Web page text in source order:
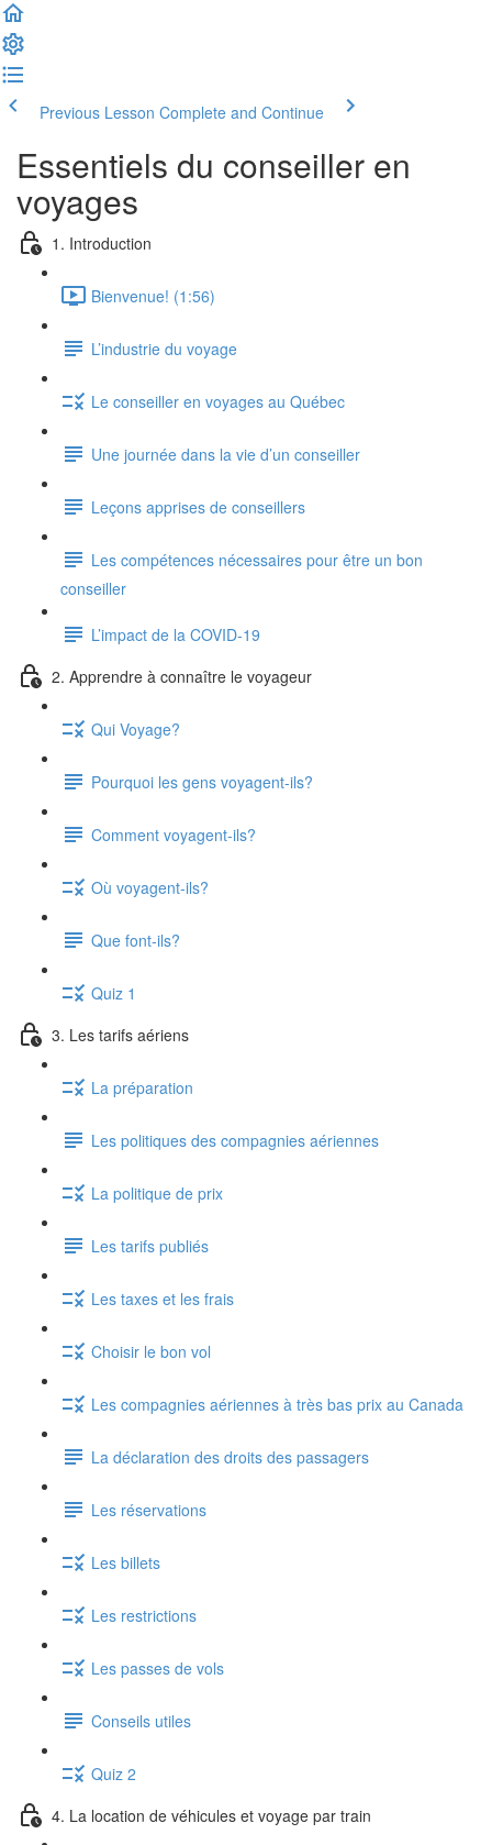
Previous Lesson Complete and Continue
Essentiels du conseiller en
voyages
1. Introduction
Bienvenue! (1:56)
L’industrie du voyage
Le conseiller en voyages au Québec
Une journée dans la vie d’un conseiller
Leçons apprises de conseillers
Les compétences nécessaires pour être un bon
conseiller
L’impact de la COVID-19
2. Apprendre à connaître le voyageur
Qui Voyage?
Pourquoi les gens voyagent-ils?
Comment voyagent-ils?
Où voyagent-ils?
Que font-ils?
Quiz 1
3. Les tarifs aériens
La préparation
Les politiques des compagnies aériennes
La politique de prix
Les tarifs publiés
Les taxes et les frais
Choisir le bon vol
Les compagnies aériennes à très bas prix au Canada
La déclaration des droits des passagers
Les réservations
Les billets
Les restrictions
Les passes de vols
Conseils utiles
Quiz 2
4. La location de véhicules et voyage par train